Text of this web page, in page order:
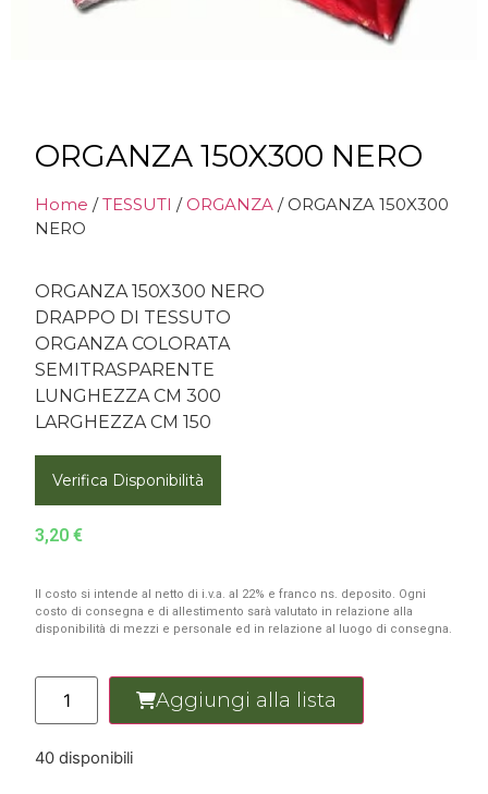
ORGANZA 150X300 NERO
Home /TESSUTI / ORGANZA / ORGANZA 150X300
NERO
ORGANZA 150X300 NERO
DRAPPO DI TESSUTO
ORGANZA COLORATA
SEMITRASPARENTE
LUNGHEZZA CM 300
LARGHEZZA CM 150
Verifica Disponibilità
3,20 €
Il costo si intende al netto di i.v.a. al 22% e franco ns. deposito. Ogni
costo di consegna e di allestimento sarà valutato in relazione alla
disponibilità di mezzi e personale ed in relazione al luogo di consegna.
Aggiungi alla lista
40 disponibili